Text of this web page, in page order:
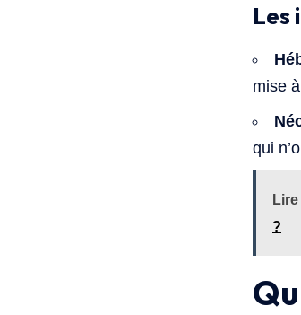
Les
mise
qui
?